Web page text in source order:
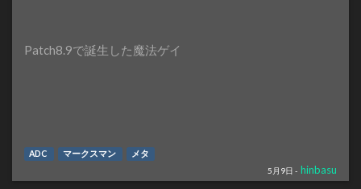
Patch8.9で誕生した魔法ゲイ
ADC マークスマン
メタ
5月9日 - hinbasu